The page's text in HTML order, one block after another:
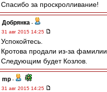
Спасибо за проскролливание!
Добрянка -
31 авг 2015 14:25
Успокойтесь.
Кротова продали из-за фамилии.
Следующим будет Козлов.
mp -
31 авг 2015 14:25